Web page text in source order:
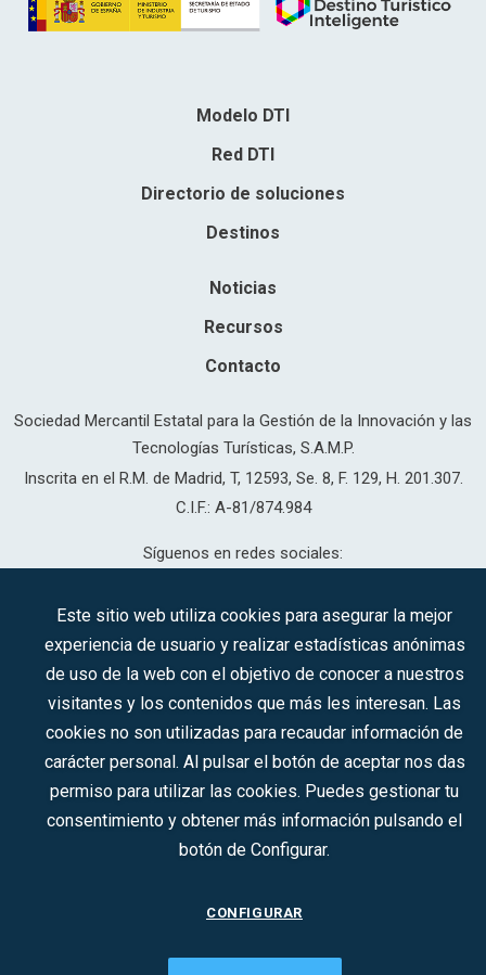
Modelo DTI
Red DTI
Directorio de soluciones
Destinos
Noticias
Recursos
Contacto
Sociedad Mercantil Estatal para la Gestión de la Innovación y las
Tecnologías Turísticas, S.A.M.P.
Inscrita en el R.M. de Madrid, T, 12593, Se. 8, F. 129, H. 201.307.
C.I.F.: A-81/874.984
Síguenos en redes sociales:
CONTACTO
Política de privacidad
Política de Cookies
Este sitio web utiliza cookies para asegurar la mejor
experiencia de usuario y realizar estadísticas anónimas
de uso de la web con el objetivo de conocer a nuestros
visitantes y los contenidos que más les interesan. Las
cookies no son utilizadas para recaudar información de
carácter personal. Al pulsar el botón de aceptar nos das
permiso para utilizar las cookies. Puedes gestionar tu
consentimiento y obtener más información pulsando el
botón de Configurar.
CONFIGURAR